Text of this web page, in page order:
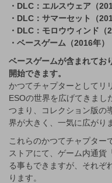
・DLC：エルスウェア（
・DLC：サマーセット（
・DLC：モロウウィンド（
・ベースゲーム（2016年）
ベースゲームが含まれてお
開始できます。
かつてチャプターとしてリ
ESOの世界を広げてきまし
つまり、コレクション版の
界が大きく、一気に広がり
これらのかつてチャプター
ストアにて、ゲーム内通貨
る事もできますが、それぞ
ります。